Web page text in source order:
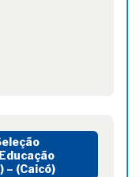
– (Caicó)